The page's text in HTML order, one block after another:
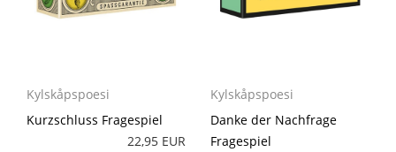
Kylskåpspoesi
Kurzschluss Fragespiel
22,95 EUR
Kylskåpspoesi
Danke der Nachfrage
Fragespiel